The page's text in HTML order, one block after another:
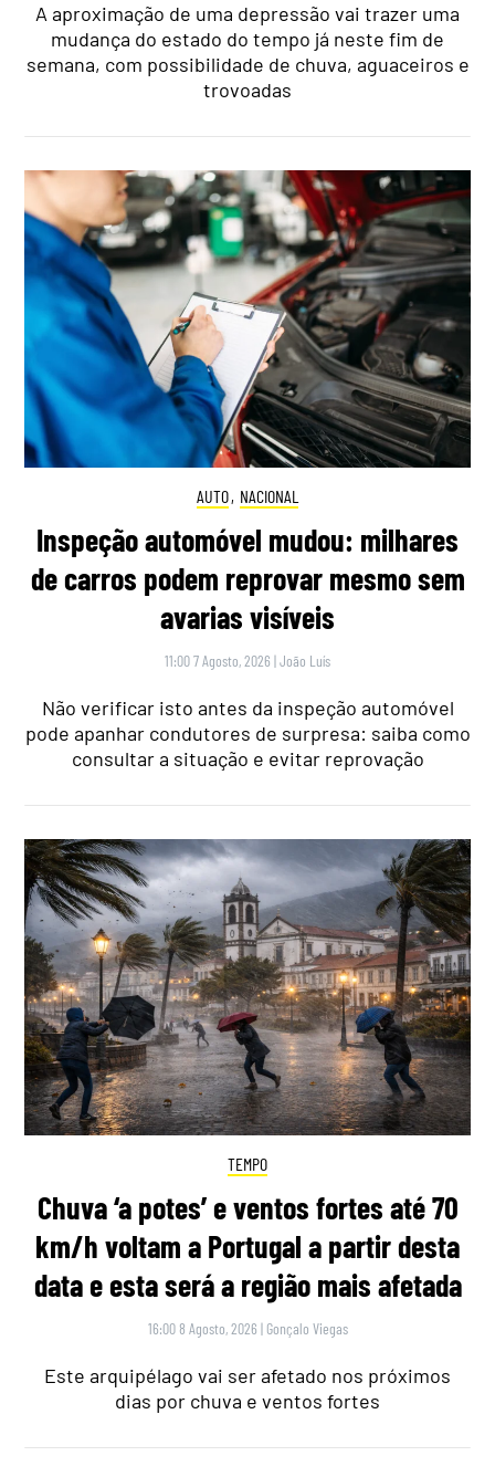
A aproximação de uma depressão vai trazer uma
mudança do estado do tempo já neste fim de
semana, com possibilidade de chuva, aguaceiros e
trovoadas
AUTO, NACIONAL
Inspeção automóvel mudou: milhares
de carros podem reprovar mesmo sem
avarias visíveis
11:00 7 Agosto, 2026 |João Luís
Não verificar isto antes da inspeção automóvel
pode apanhar condutores de surpresa: saiba como
consultar a situação e evitar reprovação
TEMPO
Chuva ‘a potes’ e ventos fortes até 70
km/h voltam a Portugal a partir desta
data e esta será a região mais afetada
16:00 8 Agosto, 2026 | Gonçalo Viegas
Este arquipélago vai ser afetado nos próximos
dias por chuva e ventos fortes